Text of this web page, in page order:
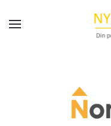
Gå til hovedindhold